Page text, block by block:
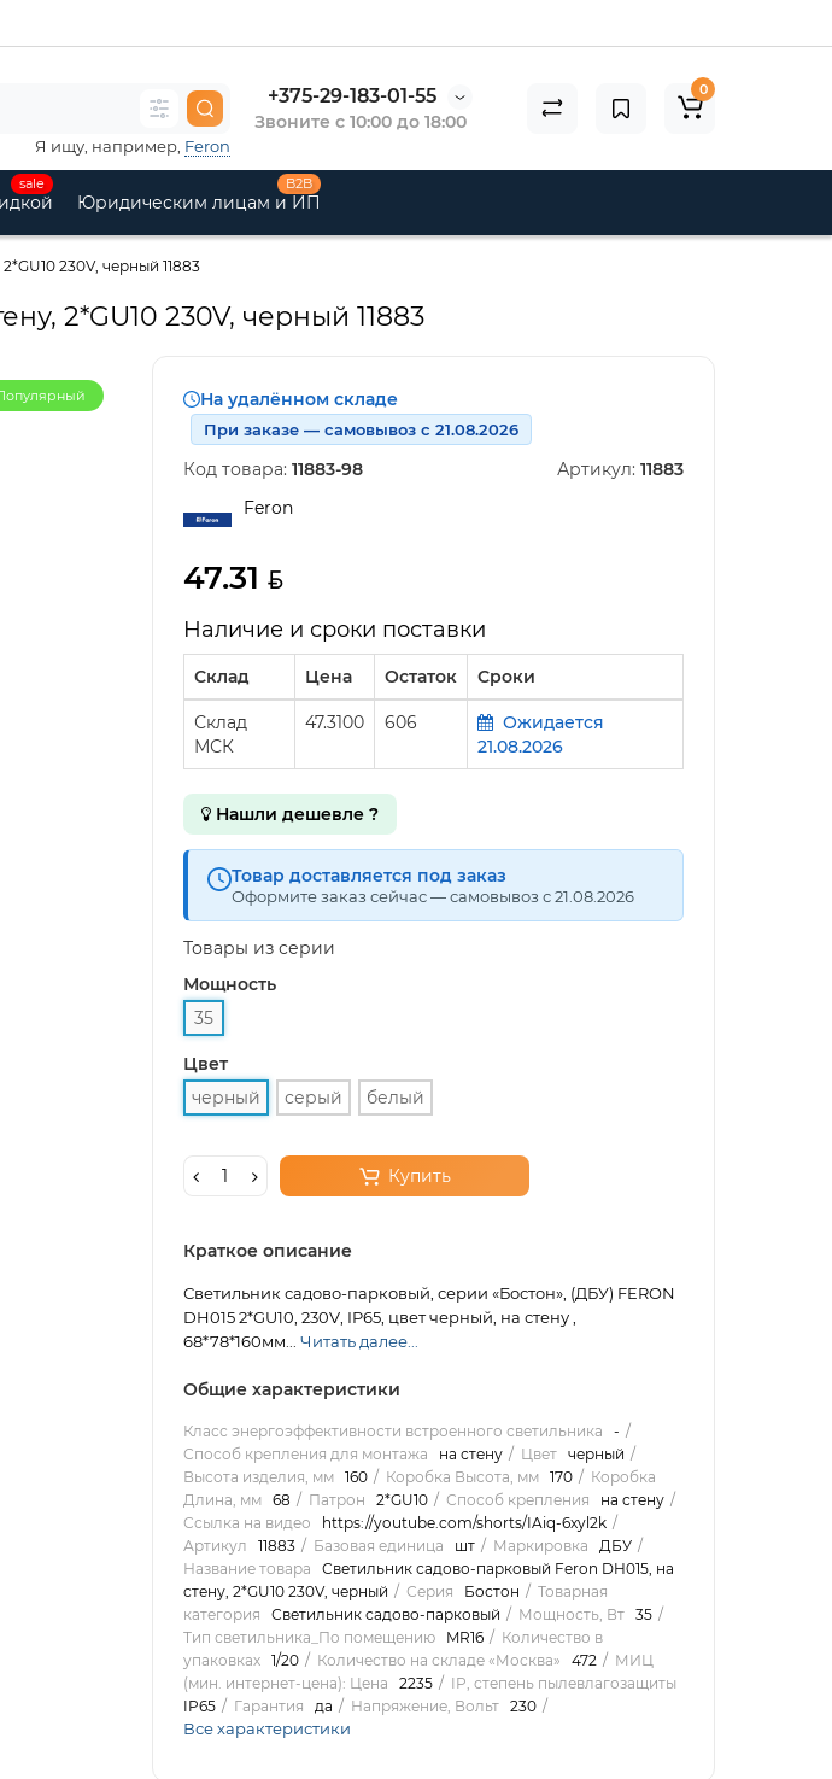
+375-29-183-01-55
Звоните с 10:00 до 18:00
Я ищу, например, Feron
0
sale B2B
Юридическим лицам и ИП
230V, черный 11883
2*GU10 230V, черный 11883
На удалённом складе
При заказе — самовывоз с 21.08.2026
Код товара: 11883-98 Артикул: 11883
Feron
47.31
Наличие и сроки поставки
Склад Цена Остаток Сроки
Склад
МСК
47.3100 606
Ожидается
21.08.2026
Нашли дешевле ?
Товар доставляется под заказ
Оформите заказ сейчас — самовывоз с 21.08.2026
Товары из серии
Мощность
35
Цвет
черный
серый белый
Купить
Краткое описание
Светильник садово-парковый, серии «Бостон», (ДБУ) FERON
DH015 2*GU10, 230V, IP65, цвет черный, на стену ,
68*78*160мм... Читать далее...
Общие характеристики
Класс энергоэффективности встроенного светильника
-
Способ крепления для монтажа
на стену Цвет
черный
Высота изделия, мм
160 Коробка Высота, мм 170
Коробка
Длина, мм
68 Патрон 2*GU10 Способ крепления
на стену
Ссылка на видео
https://youtube.com/shorts/IAiq-6xyl2k
Артикул
11883 Базовая единица шт Маркировка
ДБУ
Название товара
Светильник садово-парковый Feron DH015, на
стену, 2*GU10 230V, черный
Серия Бостон
Товарная
категория
Светильник садово-парковый Мощность, Вт
35
Тип светильника_По помещению
MR16
Количество в
упаковках
1/20 Количество на складе «Москва» 472
МИЦ
(мин. интернет-цена): Цена
2235
IP, степень пылевлагозащиты
IP65
Гарантия да Напряжение, Вольт 230
Все характеристики